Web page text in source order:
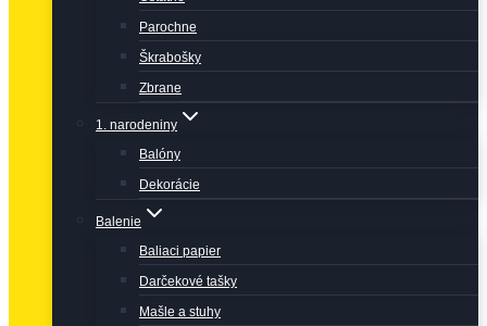
Parochne
Škrabošky
Zbrane
1. narodeniny
Balóny
Dekorácie
Balenie
Baliaci papier
Darčekové tašky
Mašle a stuhy